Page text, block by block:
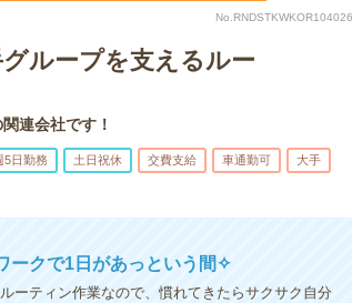
No.RNDSTKWKOR104026
グループを支えるルー
連会社です！
5日勤務 土日祝休 交費支給 車通勤可 大手
ークで1日があっという間✧
ティン作業なので、慣れてきたらサクサク自分